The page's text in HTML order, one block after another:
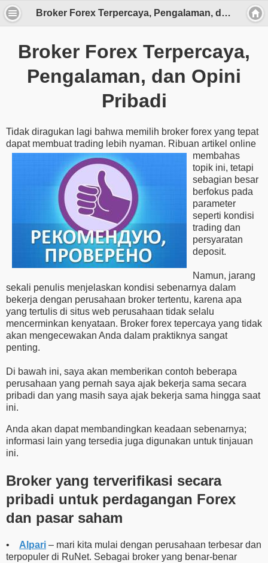
Broker Forex Terpercaya, Pengalaman, dan Opini Pribadi
Broker Forex Terpercaya,
Pengalaman, dan Opini
Pribadi
Tidak diragukan lagi bahwa memilih broker forex yang tepat
dapat membuat trading lebih nyaman. Ribuan artikel online
membahas
topik ini, tetapi
sebagian besar
berfokus pada
parameter
seperti kondisi
trading dan
persyaratan
deposit.
Namun, jarang
sekali penulis menjelaskan kondisi sebenarnya dalam
bekerja dengan perusahaan broker tertentu, karena apa
yang tertulis di situs web perusahaan tidak selalu
mencerminkan kenyataan. Broker forex tepercaya yang tidak
akan mengecewakan Anda dalam praktiknya sangat
penting.
Di bawah ini, saya akan memberikan contoh beberapa
perusahaan yang pernah saya ajak bekerja sama secara
pribadi dan yang masih saya ajak bekerja sama hingga saat
ini.
Anda akan dapat membandingkan keadaan sebenarnya;
informasi lain yang tersedia juga digunakan untuk tinjauan
ini.
Broker yang terverifikasi secara
pribadi untuk perdagangan Forex
dan pasar saham
• Alpari – mari kita mulai dengan perusahaan terbesar dan
terpopuler di RuNet. Sebagai broker yang benar-benar